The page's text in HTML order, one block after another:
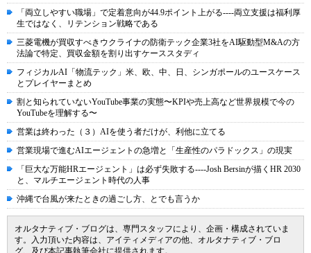
「両立しやすい職場」で定着意向が44.9ポイント上がる----両立支援は福利厚
生ではなく、リテンション戦略である
三菱電機が買収すべきウクライナの防衛テック企業3社をAI駆動型M&Aの方
法論で特定、買収金額を割り出すケーススタディ
フィジカルAI「物流テック」米、欧、中、日、シンガポールのユースケース
とプレイヤーまとめ
割と知られていないYouTube事業の実態〜KPIや売上高など世界規模で今の
YouTubeを理解する〜
営業は終わった（３）AIを使う者だけが、利他に立てる
営業現場で進むAIエージェントの急増と「生産性のパラドックス」の現実
「巨大な万能HRエージェント」は必ず失敗する----Josh Bersinが描くHR 2030
と、マルチエージェント時代の人事
沖縄で台風が来たときの過ごし方、とでも言うか
オルタナティブ・ブログは、専門スタッフにより、企画・構成されていま
す。入力頂いた内容は、アイティメディアの他、オルタナティブ・ブロ